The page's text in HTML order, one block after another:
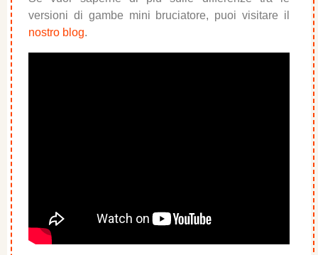
versioni di gambe mini bruciatore, puoi visitare il
nostro blog.